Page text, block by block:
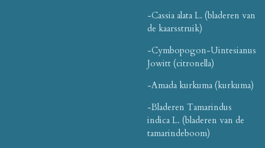
-Cassia alata L. (bladeren van
de kaarsstruik)
-Cymbopogon-Uintesianus
Jowitt (citronella)
-Amada kurkuma (kurkuma)
-Bladeren Tamarindus
indica L. (bladeren van de
tamarindeboom)